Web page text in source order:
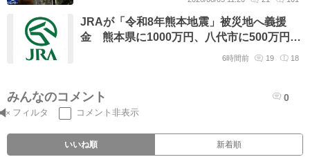
JRAが「令和8年熊本地震」被災地へ義援
金 熊本県に1000万円、八代市に500万円、
6時間前 19 18
みんなのコメント 0
フィルタ コメント非表示
いいね順 新着順